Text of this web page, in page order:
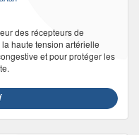
des récepteurs de
haute tension artérielle
et pour protéger les